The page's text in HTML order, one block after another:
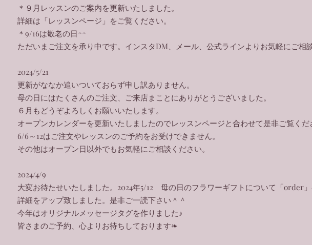
＊９月レッスンのご案内を更新いたしました。
詳細は「レッスンページ」をご覧ください。
＊9/16は敬老の日^^
ただいまご注文を承り中です。インスタDM、メール、公式ラインよりお気軽にご相
2024/5/21
更新がななか追いついておらず申し訳ありません。
母の日にはたくさんのご注文、ご来店まことにありがとうございました。
６月もどうぞよろしくお願いいたします。
オープンカレンダーを更新いたしましたのでレッスンページと合わせて是非ご覧くだ
6/6～12はご注文やレッスンのご予約をお受けできません。
その他はオープン日以外でもお気軽にご相談ください。
2024/4/9
大変お待たせいたしました。2024年5/12 母の日のフラワーギフトについて「order
詳細をアップ致しました。是非ご一読下さい＾＾
​今年はオリジナルメッセージタグを作りました♪
皆さまのご予約、心よりお待ちしております❧